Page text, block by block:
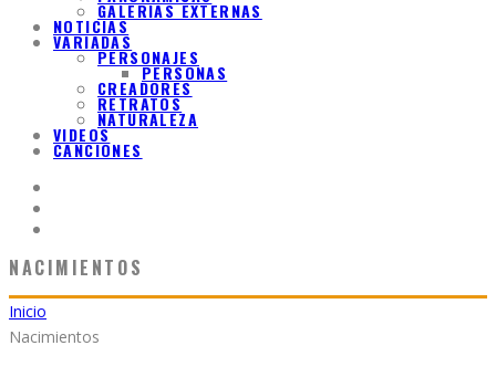
GALERIAS EXTERNAS
NOTICIAS
VARIADAS
PERSONAJES
PERSONAS
CREADORES
RETRATOS
NATURALEZA
VIDEOS
CANCIONES
NACIMIENTOS
Inicio
Nacimientos